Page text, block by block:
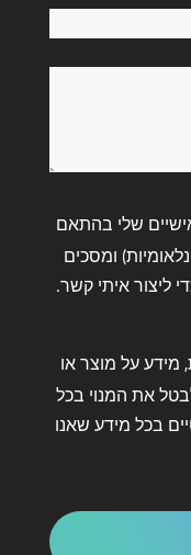
שלי בהתאם
ומסכים
מידע על מוצר או
את המנוי בכל
בכל מידע שאנו